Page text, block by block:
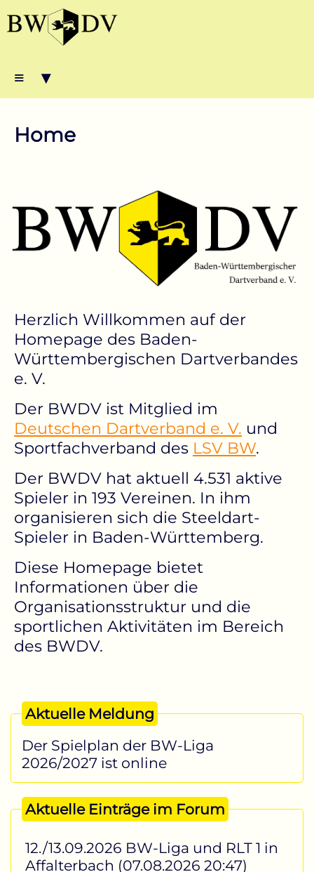
≡ ▾
Home
Herzlich Willkommen auf der
Homepage des Baden-
Württembergischen Dartverbandes
e. V.
Der BWDV ist Mitglied im
Deutschen Dartverband e. V. und
Sportfachverband des LSV BW.
Der BWDV hat aktuell 4.531 aktive
Spieler in 193 Vereinen. In ihm
organisieren sich die Steeldart-
Spieler in Baden-Württemberg.
Diese Homepage bietet
Informationen über die
Organisationsstruktur und die
sportlichen Aktivitäten im Bereich
des BWDV.
Aktuelle Meldung
Der Spielplan der BW-Liga
2026/2027 ist online
Aktuelle Einträge im Forum
12./13.09.2026 BW-Liga und RLT 1 in
Affalterbach (07.08.2026 20:47)